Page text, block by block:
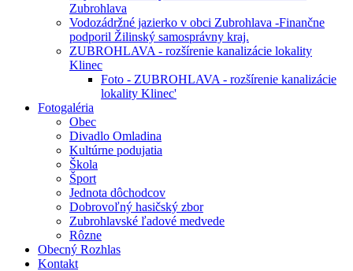
Zubrohlava
Vodozádržné jazierko v obci Zubrohlava -Finančne
podporil Žilinský samosprávny kraj.
ZUBROHLAVA - rozšírenie kanalizácie lokality
Klinec
Foto - ZUBROHLAVA - rozšírenie kanalizácie
lokality Klinec'
Fotogaléria
Obec
Divadlo Omladina
Kultúrne podujatia
Škola
Šport
Jednota dôchodcov
Dobrovoľný hasičský zbor
Zubrohlavské ľadové medvede
Rôzne
Obecný Rozhlas
Kontakt